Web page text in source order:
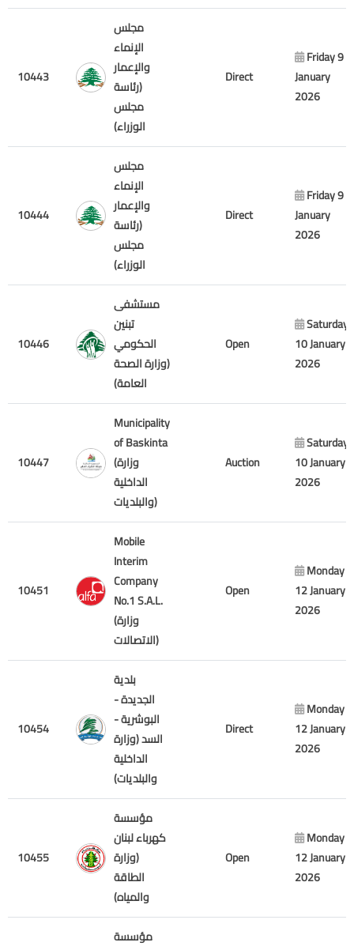
10443
مجلس
الإنماء
والإعمار
(رئاسة
مجلس
الوزراء)
Direct
Friday 9
January
2026
10444
مجلس
الإنماء
والإعمار
(رئاسة
مجلس
الوزراء)
Direct
Friday 9
January
2026
10446
مستشفى
تبنين
الحكومي
(وزارة الصحة
العامة)
Open
Saturday
10 January
2026
10447
Municipality
of Baskinta
(وزارة
الداخلية
والبلديات)
Auction
Saturday
10 January
2026
10451
Mobile
Interim
Company
No.1 S.A.L.
(وزارة
الاتصالات)
Open
Monday
12 January
2026
10454
بلدية
الجديدة -
البوشرية -
السد (وزارة
الداخلية
والبلديات)
Direct
Monday
12 January
2026
10455
مؤسسة
كهرباء لبنان
(وزارة
الطاقة
والمياه)
Open
Monday
12 January
2026
مؤسسة